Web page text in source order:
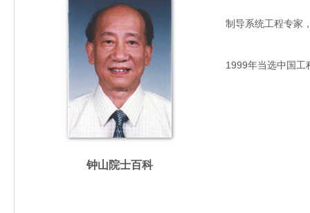
钟山院士百科
制导系统工程专家，
1999年当选中国工